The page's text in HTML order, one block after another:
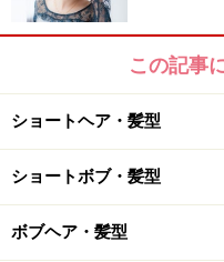
この記事
ショートヘア・髪型
ショートボブ・髪型
ボブヘア・髪型